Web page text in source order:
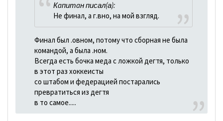
Кaпитaн писал(а):
Не финал, а г.вно, на мой взгляд.
Финал был .овном, потому что сборная не была
командой, а была .ном.
Всегда есть бочка меда с ложкой дегтя, только
в этот раз хоккеисты
со штабом и федерацией постарались
превратиться из дегтя
в то самое.....